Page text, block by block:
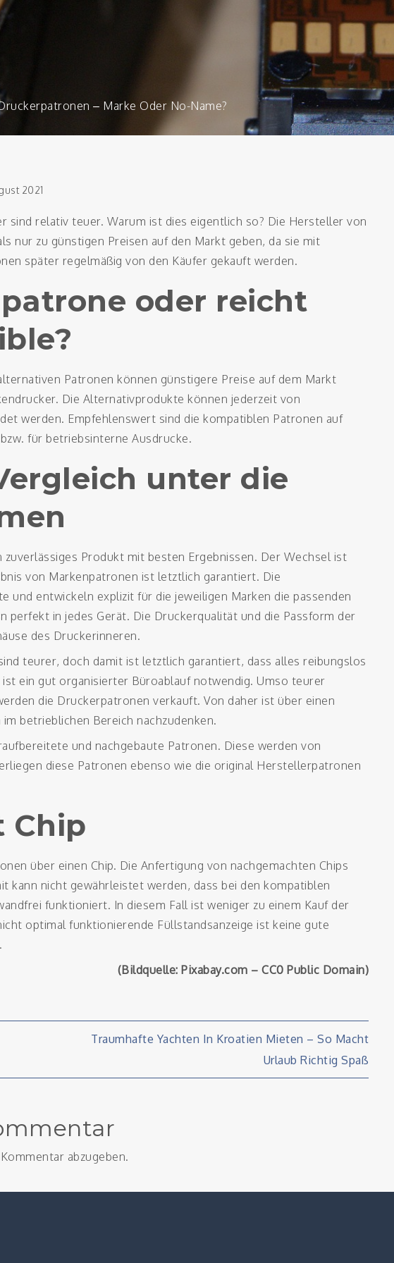
– Marke Oder No-Name?
2021
sind relativ teuer. Warum ist dies eigentlich so? Die Hersteller von
nur zu günstigen Preisen auf den Markt geben, da sie mit
später regelmäßig von den Käufer gekauft werden.
oder reicht
Patronen können günstigere Preise auf dem Markt
Die Alternativprodukte können jederzeit von
werden. Empfehlenswert sind die kompatiblen Patronen auf
für betriebsinterne Ausdrucke.
unter die
Produkt mit besten Ergebnissen. Der Wechsel ist
von Markenpatronen ist letztlich garantiert. Die
und entwickeln explizit für die jeweiligen Marken die passenden
perfekt in jedes Gerät. Die Druckerqualität und die Passform der
des Druckerinneren.
teurer, doch damit ist letztlich garantiert, dass alles reibungslos
ist ein gut organisierter Büroablauf notwendig. Umso teurer
die Druckerpatronen verkauft. Von daher ist über einen
betrieblichen Bereich nachzudenken.
und nachgebaute Patronen. Diese werden von
diese Patronen ebenso wie die original Herstellerpatronen
Chip
über einen Chip. Die Anfertigung von nachgemachten Chips
kann nicht gewährleistet werden, dass bei den kompatiblen
funktioniert. In diesem Fall ist weniger zu einem Kauf der
optimal funktionierende Füllstandsanzeige ist keine gute
(Bildquelle: Pixabay.com – CC0 Public Domain)
Traumhafte Yachten In Kroatien Mieten – So Macht
Urlaub Richtig Spaß
abzugeben.